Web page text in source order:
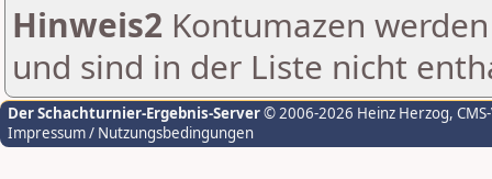
Hinweis2 Kontumazen
und sind in der Liste nicht
Der Schachturnier-Ergebnis-Server© 2006-2026 Heinz Herzog,
Impressum / Nutzungsbedingungen